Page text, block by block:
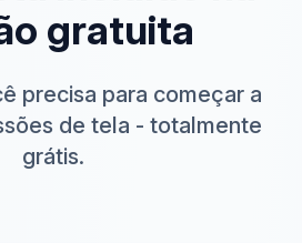
gratuita
precisa para começar a
de tela - totalmente
grátis.